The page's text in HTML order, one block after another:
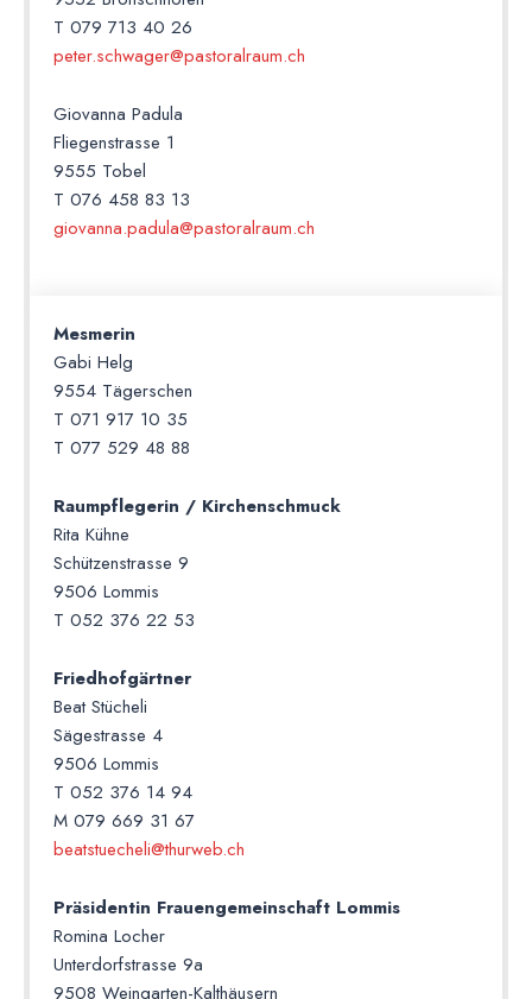
T 079 713 40 26
peter.schwager@pastoralraum.ch
Giovanna Padula
Fliegenstrasse 1
9555 Tobel
T 076 458 83 13
giovanna.padula@pastoralraum.ch
Mesmerin
Gabi Helg
9554 Tägerschen
T 071 917 10 35
T 077 529 48 88
Raumpflegerin / Kirchenschmuck
Rita Kühne
Schützenstrasse 9
9506 Lommis
T 052 376 22 53
Friedhofgärtner
Beat Stücheli
Sägestrasse 4
9506 Lommis
T 052 376 14 94
M 079 669 31 67
beatstuecheli@thurweb.ch
Präsidentin Frauengemeinschaft Lommis
Romina Locher
Unterdorfstrasse 9a
9508 Weingarten-Kalthäusern